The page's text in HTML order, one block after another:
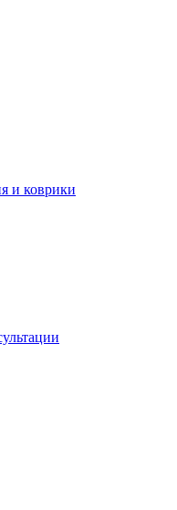
и коврики